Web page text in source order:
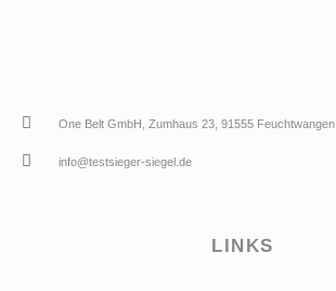
One Belt GmbH, Zumhaus 23, 91555 Feuchtwangen
info@testsieger-siegel.de
LINKS